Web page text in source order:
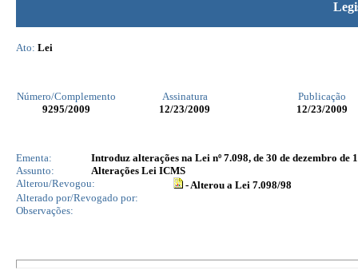
Ato: Lei
Número/Complemento Assinatura
Publicação
9295/2009 12/23/2009 12/23/2009
Ementa:
Introduz alterações na Lei nº 7.098, de 30 de dezembro de
Assunto:
Alterações Lei ICMS
Alterou/Revogou:
- Alterou a Lei 7.098/98
Alterado por/Revogado por:
Observações: